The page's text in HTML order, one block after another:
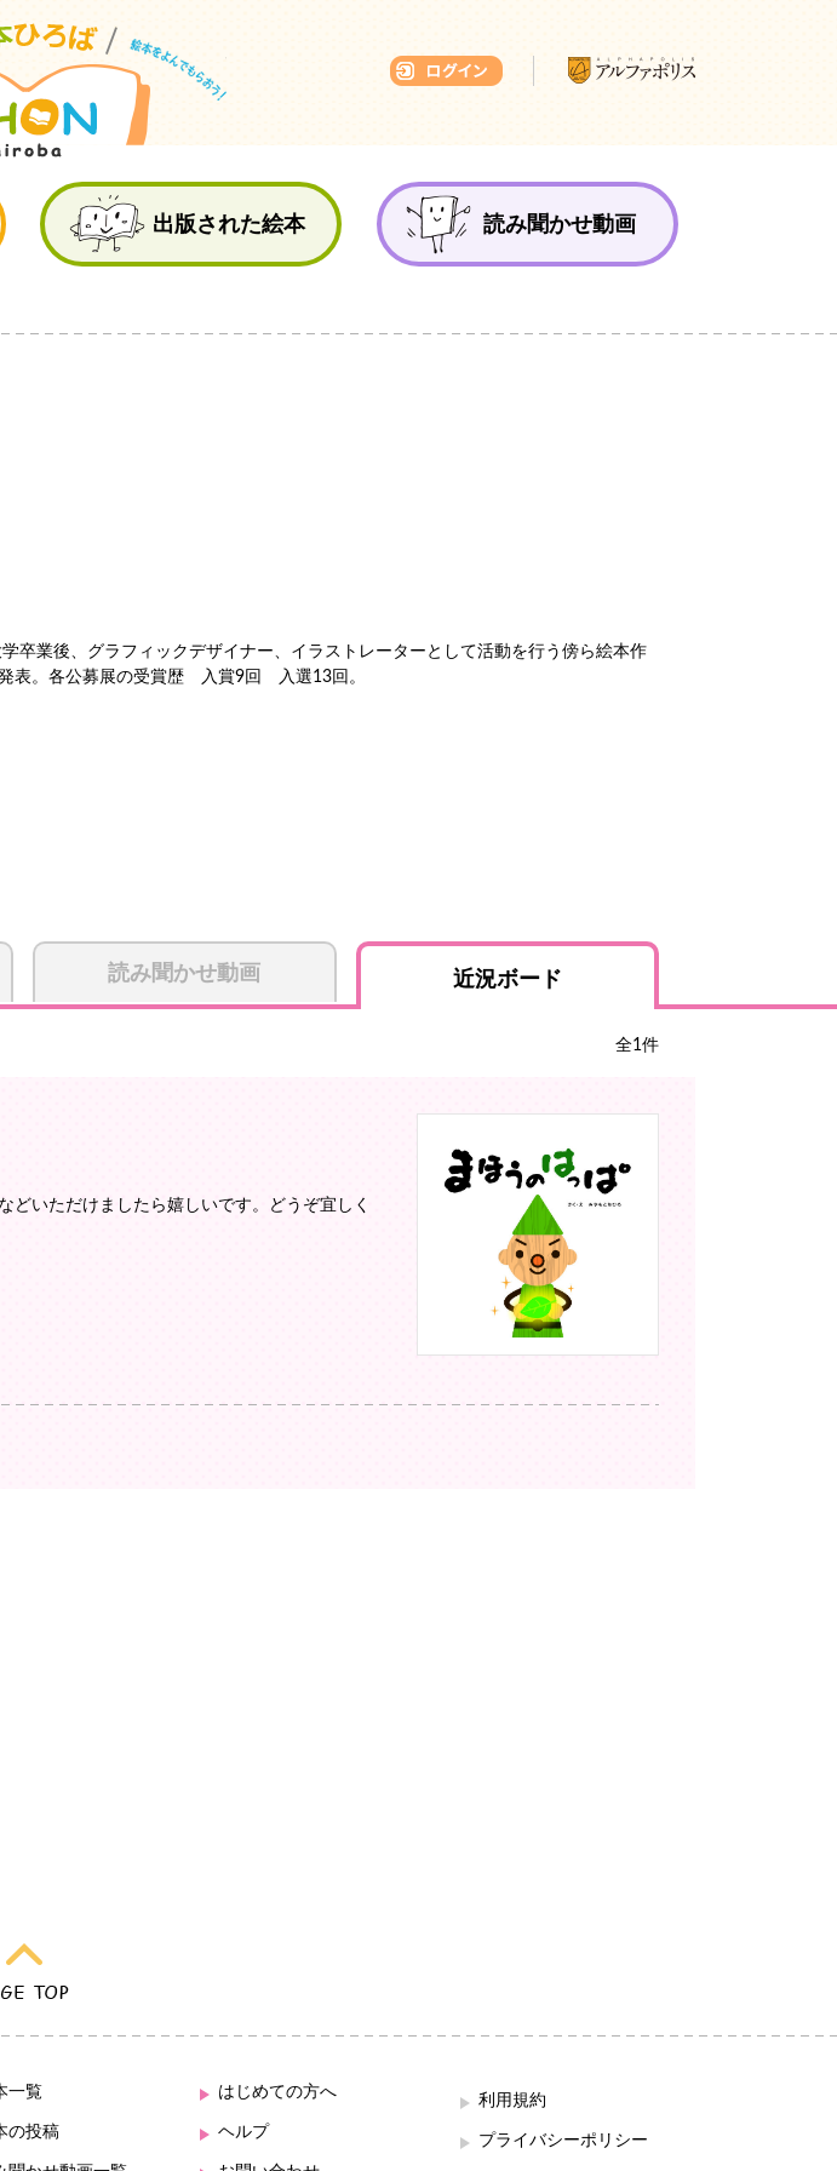
出版された絵本 読み聞かせ動画
卒業後、グラフィックデザイナー、イラストレーターとして活動を行う傍ら絵本作
表。各公募展の受賞歴 入賞9回 入選13回。
読み聞かせ動画 近況ボード
全1件
いただけましたら嬉しいです。どうぞ宜しく
一覧
の投稿
はじめての方へ
ヘルプ
利用規約
プライバシーポリシー